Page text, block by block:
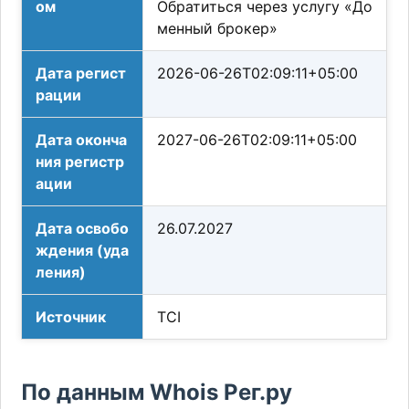
ом
Обратиться через услугу «До
менный брокер»
Дата регист
рации
2026-06-26T02:09:11+05:00
Дата оконча
ния регистр
ации
2027-06-26T02:09:11+05:00
Дата освобо
ждения (уда
ления)
26.07.2027
Источник TCI
По данным Whois Рег.ру